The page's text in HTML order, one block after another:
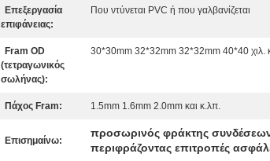
Επεξεργασία
επιφάνειας:
Που ντύνεται PVC ή που γαλβανίζεται
Fram OD
(τετραγωνικός
σωλήνας):
30*30mm 32*32mm 32*32mm 40*40 χιλ.
Πάχος Fram: 1.5mm 1.6mm 2.0mm και κ.λπ.
Επισημαίνω:
προσωρινός φράκτης
περιφράζοντας επιτροπές